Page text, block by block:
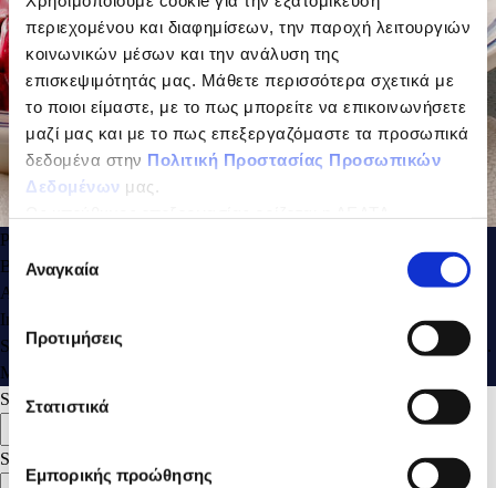
περιεχομένου και διαφημίσεων, την παροχή λειτουργιών
κοινωνικών μέσων και την ανάλυση της
επισκεψιμότητάς μας. Μάθετε περισσότερα σχετικά με
το ποιοι είμαστε, με το πως μπορείτε να επικοινωνήσετε
μαζί μας και με το πως επεξεργαζόμαστε τα προσωπικά
δεδομένα στην Πολιτική Προστασίας Προσωπικών
Δεδομένων μας.
Επιλογή
συγκατάθεσης
Αναγκαία
Προτιμήσεις
Στατιστικά
Εμπορικής προώθησης
Preparation
Boil the beets, peel and dice.
Add the kale and diced apples
In a bowl, mix the yoghurt olive oil, vinegar, and garlic.
Season the salad with salt and pepper and sprinkle with yoghurt sauce.
Mix again, garnish with walnuts and serve.
Search
Search